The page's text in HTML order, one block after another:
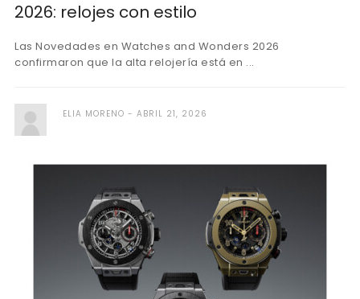
2026: relojes con estilo
Las Novedades en Watches and Wonders 2026
confirmaron que la alta relojería está en ...
ELIA MORENO ABRIL 21, 2026